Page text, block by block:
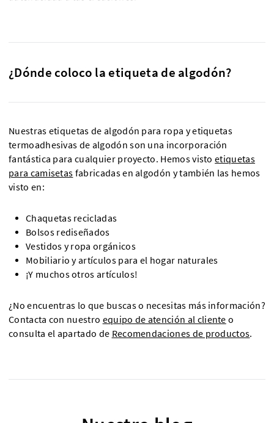
¿Dónde coloco la etiqueta de algodón?
Nuestras etiquetas de algodón para ropa y etiquetas
termoadhesivas de algodón son una incorporación
fantástica para cualquier proyecto. Hemos vistoetiquetas
para camisetas fabricadas en algodón y también las hemos
visto en:
Chaquetas recicladas
Bolsos rediseñados
Vestidos y ropa orgánicos
Mobiliario y artículos para el hogar naturales
¡Y muchos otros artículos!
¿No encuentras lo que buscas o necesitas más información?
Contacta con nuestro equipo de atención al cliente o
consulta el apartado de Recomendaciones de productos.